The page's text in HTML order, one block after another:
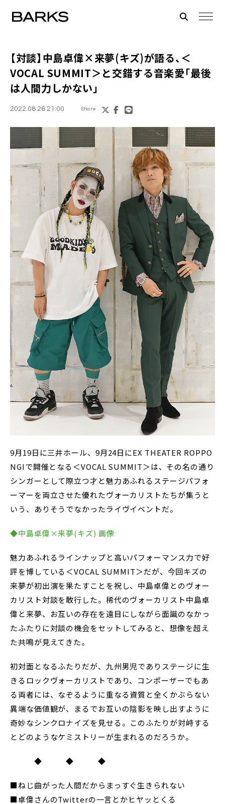
【対談】 中島卓偉×来夢(キズ)が語る、＜
VOCAL SUMMIT＞と交錯する音楽愛「最後
は人間力しかない」
2022.08.26 21:00 Share
9月19日に三井ホール、9月24日にEX THEATER ROPPO
NGIで開催となる＜VOCAL SUMMIT＞は、その名の通り
シンガーとして際立つ才と魅力あふれるステージパフォ
ーマーを両立させた優れたヴォーカリストたちが集うと
いう、ありそうでなかったライヴイベントだ。
◆中島卓偉×来夢(キズ) 画像
魅力あふれるラインナップと高いパフォーマンス力で好
評を博している＜VOCAL SUMMIT＞だが、今回キズの
来夢が初出演を果たすことを祝し、中島卓偉とのヴォー
カリスト対談を敢行した。稀代のヴォーカリスト中島卓
偉と来夢、お互いの存在を遠目にしながら面識のなかっ
たふたりに対談の機会をセットしてみると、想像を超え
た共鳴が見えてきた。
初対面となるふたりだが、九州男児でありステージに生
きるロックヴォーカリストであり、コンポーザーでもあ
る両者には、なぞるように重なる資質と全くかぶらない
異端な価値観が、まるでお互いの陰影を映し出すように
奇妙なシンクロナイズを見せる。このふたりが対峙する
とどのようなケミストリーが生まれるのだろうか。
◆ ◆ ◆
■ねじ曲がった人間だからまっすぐ生きられない
■卓偉さんのTwitterの一言とかヒヤッとくる